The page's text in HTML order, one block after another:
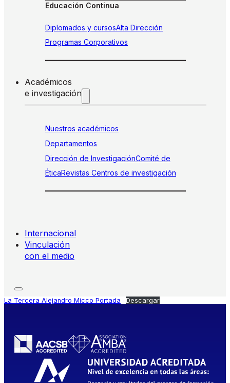
Educación Continua
Diplomados y cursosAlta Dirección
Programas Corporativos
Académicos
e investigación
Nuestros académicos
Departamentos
Dirección de InvestigaciónComité de
ÉticaRevistas Centros de investigación
Internacional
Vinculación
con el medio
La Tercera Alejandro Micco Portada Descargar